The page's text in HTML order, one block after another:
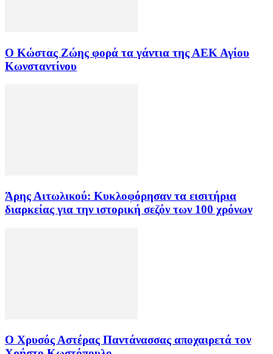
Ο Κώστας Ζώης φορά τα γάντια της ΑΕΚ Αγίου
Κωνσταντίνου
Άρης Αιτωλικού: Κυκλοφόρησαν τα εισιτήρια
διαρκείας για την ιστορική σεζόν των 100 χρόνων
Ο Χρυσός Αστέρας Παντάνασσας αποχαιρετά τον